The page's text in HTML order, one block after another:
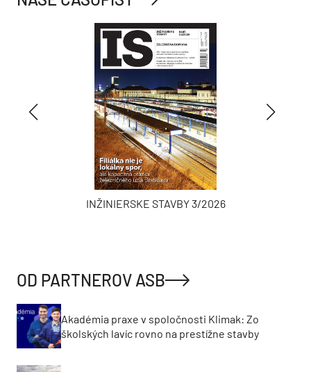
INŽINIERSKE STAVBY 3/2026
OD PARTNEROV ASB
Akadémia praxe v spoločnosti Klimak: Zo
školských lavíc rovno na prestížne stavby